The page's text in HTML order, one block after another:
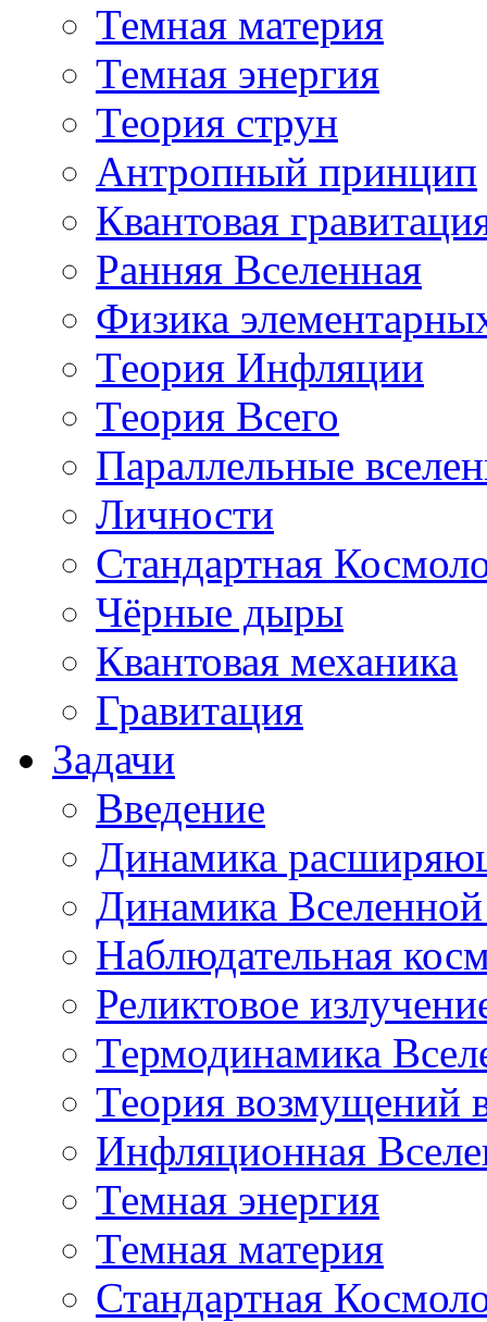
Темная материя
Темная энергия
Теория струн
Антропный принцип
Квантовая
Ранняя Вселенная
Физика
Теория Инфляции
Теория Всего
Параллельные
Личности
Стандартная
Чёрные дыры
Квантовая механика
Гравитация
Задачи
Введение
Динамика
Динамика
Наблюдательная
Реликтовое
Термодинамика
Теория возмущений
Инфляционная
Темная энергия
Темная материя
Стандартная